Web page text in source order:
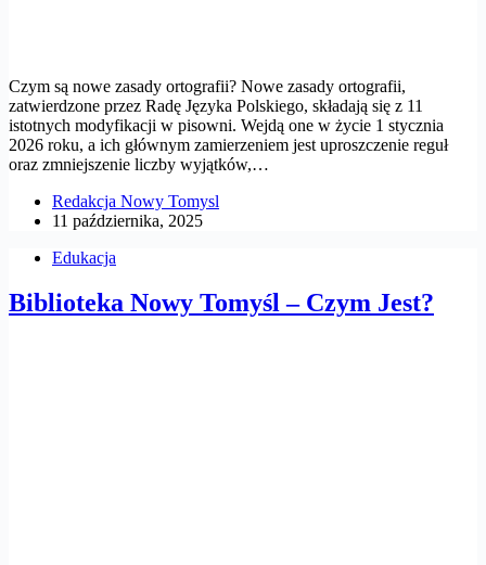
Czym są nowe zasady ortografii? Nowe zasady ortografii,
zatwierdzone przez Radę Języka Polskiego, składają się z 11
istotnych modyfikacji w pisowni. Wejdą one w życie 1 stycznia
2026 roku, a ich głównym zamierzeniem jest uproszczenie reguł
oraz zmniejszenie liczby wyjątków,…
Redakcja Nowy Tomysl
11 października, 2025
Edukacja
Biblioteka Nowy Tomyśl – Czym Jest?